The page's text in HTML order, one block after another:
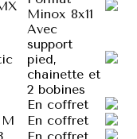
Minox 8x11
Avec
support
pied,
chainette et
2 bobines
En coffret
En coffret